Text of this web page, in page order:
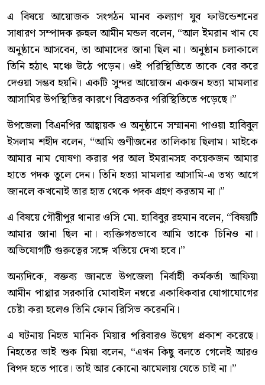
এ বিষয়ে আয়োজক সংগঠন মানব কল্যাণ যুব ফাউন্ডেশনের
সাধারণ সম্পাদক রুহুল আমীন মন্ডল বলেন, “আল ইমরান খান যে
অনুষ্ঠানে আসবেন, তা আমাদের জানা ছিল না। অনুষ্ঠান চলাকালে
তিনি হঠাৎ মঞ্চে উঠে পড়েন। ওই পরিস্থিতিতে তাকে বের করে
দেওয়া সম্ভব হয়নি। একটি সুন্দর আয়োজন একজন হত্যা মামলার
আসামির উপস্থিতির কারণে বিব্রতকর পরিস্থিতিতে পড়েছে।”
উপজেলা বিএনপির আহ্বায়ক ও অনুষ্ঠানে সম্মাননা পাওয়া হাবিবুল
ইসলাম শহীদ বলেন, “আমি গুণীজনের তালিকায় ছিলাম। মাইকে
আমার নাম ঘোষণা করার পর আল ইমরানসহ কয়েকজন আমার
হাতে পদক তুলে দেন। তিনি হত্যা মামলার আসামি-এ তথ্য আগে
জানলে কখনোই তার হাত থেকে পদক গ্রহণ করতাম না।”
এ বিষয়ে গৌরীপুর থানার ওসি মো. হাবিবুর রহমান বলেন, “বিষয়টি
আমার জানা ছিল না। ব্যক্তিগতভাবে আমি তাকে চিনিও না।
অভিযোগটি গুরুত্বের সঙ্গে খতিয়ে দেখা হবে।”
অন্যদিকে, বক্তব্য জানতে উপজেলা নির্বাহী কর্মকর্তা আফিয়া
আমীন পাপ্পার সরকারি মোবাইল নম্বরে একাধিকবার যোগাযোগের
চেষ্টা করা হলেও তিনি ফোন রিসিভ করেননি।
এ ঘটনায় নিহত মানিক মিয়ার পরিবারও উদ্বেগ প্রকাশ করেছে।
নিহতের ভাই শুক মিয়া বলেন, “এখন কিছু বলতে গেলেই আরও
বিপদ হতে পারে। তাই আর কোনো ঝামেলায় যেতে চাই না।”